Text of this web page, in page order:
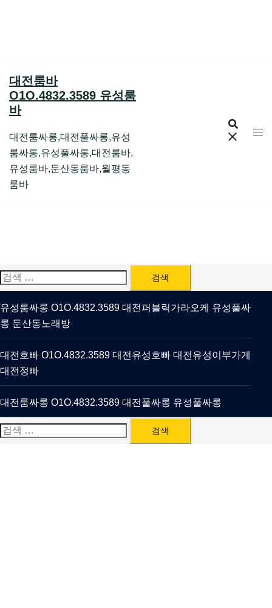
대전룸바
O1O.4832.3589 유성룸
바
대전룸싸롱,대전풀싸롱,유성
룸싸롱,유성풀싸롱,대전룸바,
유성룸바,둔산동룸바,월평동
룸바
검
색:
유성룸싸롱 O1O.4832.3589 대전퍼블릭가라오케 유성풀싸
롱 둔산동노래방
대전호빠 O1O.4832.3589 대전유성호빠 대전유성이부가게
대전정빠
대전룸싸롱 O1O.4832.3589 대전풀싸롱 유성풀싸롱
검